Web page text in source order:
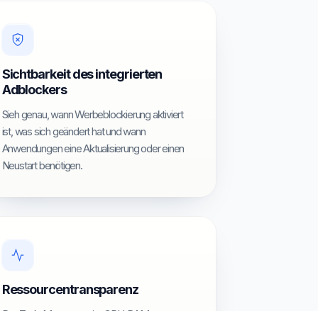
Sichtbarkeit des integrierten
Adblockers
Sieh genau, wann Werbeblockierung aktiviert
ist, was sich geändert hat und wann
Anwendungen eine Aktualisierung oder einen
Neustart benötigen.
Ressourcentransparenz